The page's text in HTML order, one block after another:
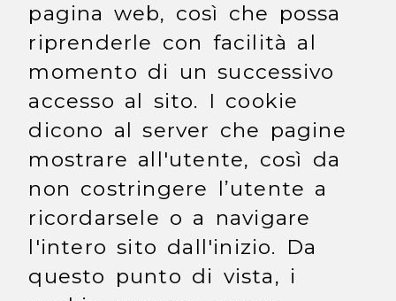
pagina web, così che possa
riprenderle con facilità al
momento di un successivo
accesso al sito. I cookie
dicono al server che pagine
mostrare all'utente, così da
non costringere l’utente a
ricordarsele o a navigare
l'intero sito dall'inizio. Da
questo punto di vista, i